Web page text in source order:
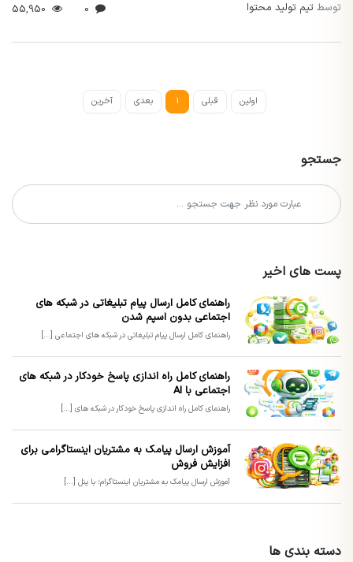
توسط تیم تولید محتوا
اولین قبلی 1 بعدی آخرین
جستجو
پست های اخیر
راهنمای کامل ارسال پیام تبلیغاتی در شبکه های
اجتماعی بدون اسپم شدن
راهنمای کامل ارسال پیام تبلیغاتی در شبکه های اجتماعی [...]
راهنمای کامل راه اندازی پاسخ خودکار در شبکه های
اجتماعی با AI
راهنمای کامل راه اندازی پاسخ خودکار در شبکه های [...]
آموزش ارسال پیامک به مشتریان اینستاگرامی برای
افزایش فروش
آموزش ارسال پیامک به مشتریان اینستاگرام؛ با پنل [...]
دسته بندی ها